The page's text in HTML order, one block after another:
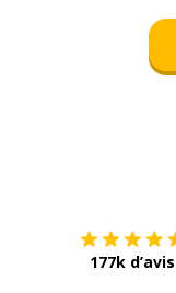
177k d’avis